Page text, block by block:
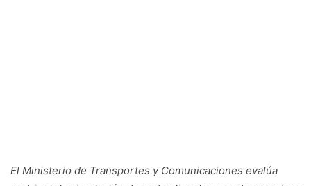
El Ministerio de Transportes y Comunicaciones evalúa